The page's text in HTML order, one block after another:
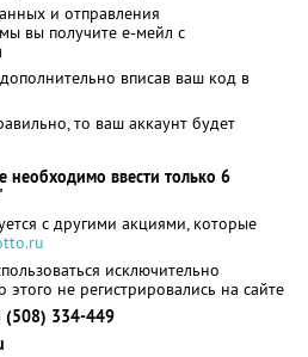
и отправления
вы получите е-мейл с
вписав ваш код в
то ваш аккаунт будет
необходимо ввести только 6
с другими акциями, которые
исключительно
этого не регистрировались на сайте
(508) 334-449